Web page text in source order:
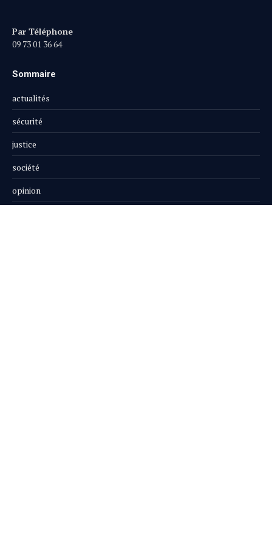
Par Téléphone
09 73 01 36 64
Sommaire
actualités
sécurité
justice
société
opinion